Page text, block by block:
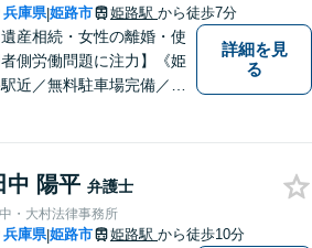
兵庫県|姫路市 姫路駅 から徒歩7分
遺産相続・女性の離婚・使
者側労働問題に注力】《姫
近／無料駐車場完備／最
詳細を見
る
中 陽平 弁護士
・大村法律事務所
兵庫県|姫路市 姫路駅 から徒歩10分